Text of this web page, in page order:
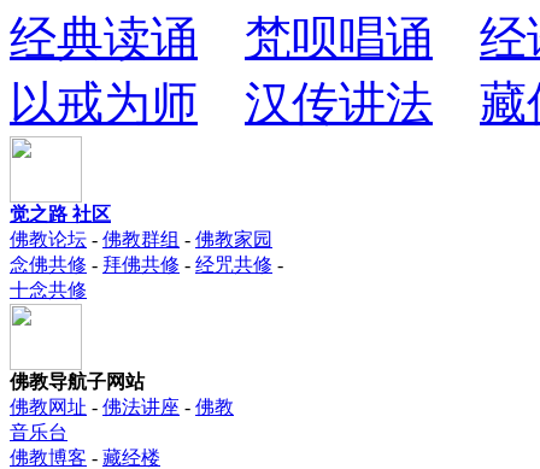
经典读诵
梵呗唱诵
经
以戒为师
汉传讲法 藏
觉之路 社区
佛教论坛 - 佛教群组 - 佛教家园
念佛共修 - 拜佛共修 - 经咒共修 -
十念共修
佛教导航子网站
佛教网址 - 佛法讲座 - 佛教
音乐台
佛教博客 - 藏经楼